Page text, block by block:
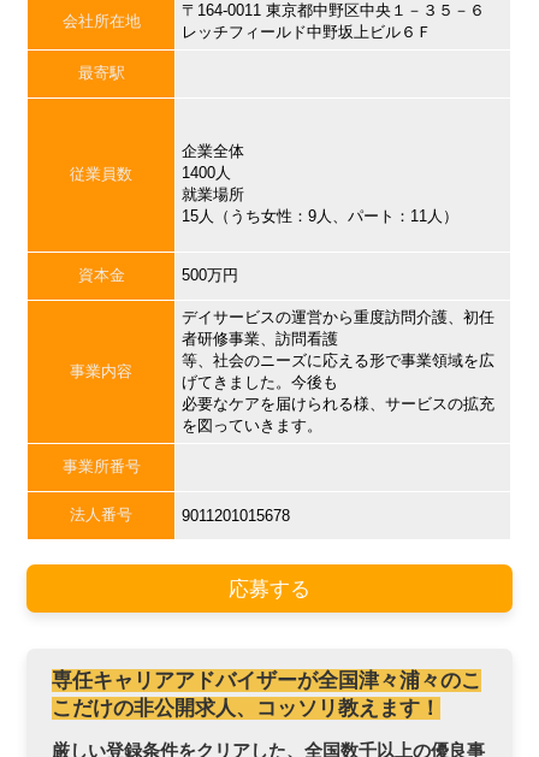
会社所在地
〒164-0011 東京都中野区中央１－３５－６
レッチフィールド中野坂上ビル６Ｆ
最寄駅
従業員数
企業全体
1400人
就業場所
15人（うち女性：9人、パート：11人）
資本金 500万円
事業内容
デイサービスの運営から重度訪問介護、初任
者研修事業、訪問看護
等、社会のニーズに応える形で事業領域を広
げてきました。今後も
必要なケアを届けられる様、サービスの拡充
を図っていきます。
事業所番号
法人番号 9011201015678
応募する
専任キャリアアドバイザーが全国津々浦々のこ
こだけの非公開求人、コッソリ教えます！
厳しい登録条件をクリアした、全国数千以上の優良事